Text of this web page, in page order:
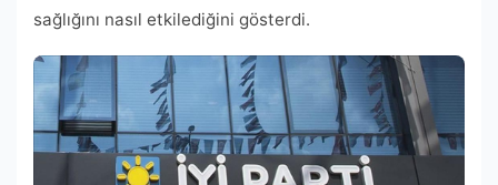
sağlığını nasıl etkilediğini gösterdi.